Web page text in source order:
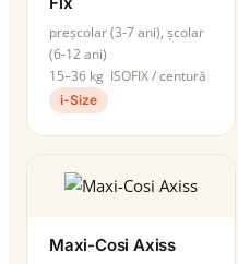
preșcolar (3-7 ani), școlar
(6-12 ani)
15–36 kg ISOFIX / centură
i-Size
Maxi-Cosi Axiss